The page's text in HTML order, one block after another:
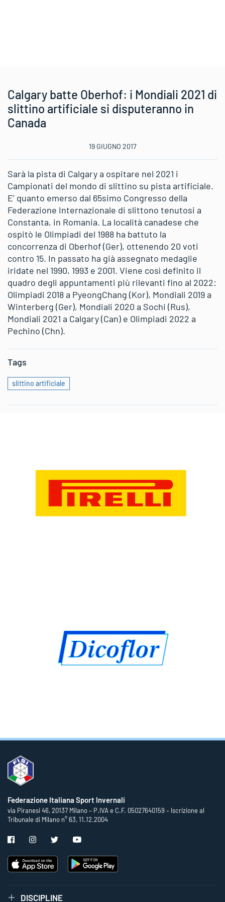
Calgary batte Oberhof: i Mondiali 2021 di
slittino artificiale si disputeranno in
Canada
19 GIUGNO 2017
Sarà la pista di Calgary a ospitare nel 2021 i
Campionati del mondo di slittino su pista artificiale.
E’ quanto emerso dal 65simo Congresso della
Federazione Internazionale di slittono tenutosi a
Constanta, in Romania. La località canadese che
ospitò le Olimpiadi del 1988 ha battuto la
concorrenza di Oberhof (Ger), ottenendo 20 voti
contro 15. In passato ha già assegnato medaglie
iridate nel 1990, 1993 e 2001. Viene così definito il
quadro degli appuntamenti più rilevanti fino al 2022:
Olimpiadi 2018 a PyeongChang (Kor), Mondiali 2019 a
Winterberg (Ger), Mondiali 2020 a Sochi (Rus),
Mondiali 2021 a Calgary (Can) e Olimpiadi 2022 a
Pechino (Chn).
Tags
slittino artificiale
Federazione Italiana Sport Invernali
via Piranesi 46, 20137 Milano – P.IVA e C.F. 05027640159 – Iscrizione al
Tribunale di Milano n° 63, 11.12.2004
DISCIPLINE